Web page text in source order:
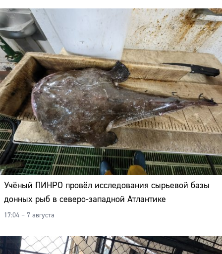
Учёный ПИНРО провёл исследования сырьевой базы
донных рыб в северо-западной Атлантике
17:04 – 7 августа